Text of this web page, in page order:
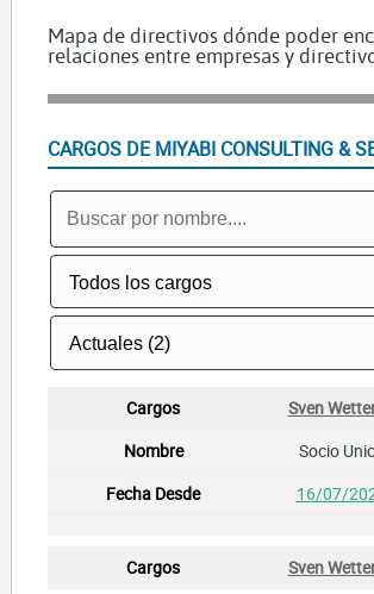
Mapa de directivos dónde poder
relaciones entre empresas y
CARGOS DE MIYABI CONSULTING &
Sven
Socio
16/07/
Sven